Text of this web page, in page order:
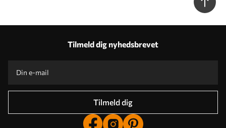
Tilmeld dig nyhedsbrevet
Tilmeld dig